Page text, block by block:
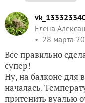
Елена
28 марта
Всё правильно
супер!
Ну, на балконе для
началась.
притенить вуалью